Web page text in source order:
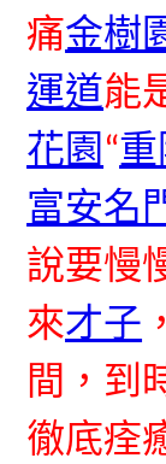
痛金樹
運道能
花園 “重
富安名
說要慢
來才子
間，到
徹底痊